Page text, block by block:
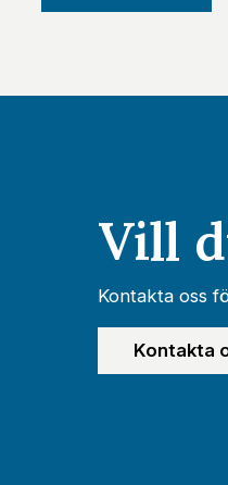
Vill
Kontakta oss
Kontakta